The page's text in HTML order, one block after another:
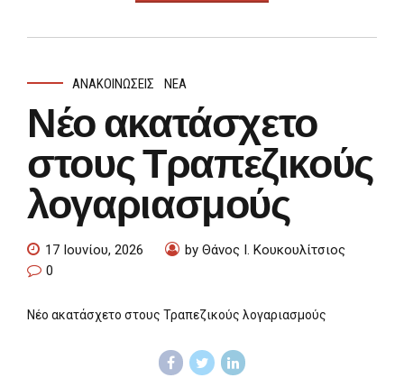
ΑΝΑΚΟΙΝΏΣΕΙΣ ΝΈΑ
Νέο ακατάσχετο
στους Τραπεζικούς
λογαριασμούς
17 Ιουνίου, 2026
by Θάνος Ι. Κουκουλίτσιος
0
Νέο ακατάσχετο στους Τραπεζικούς λογαριασμούς